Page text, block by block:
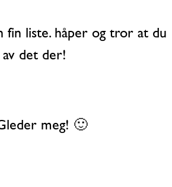
av det der!
Gleder meg! 🙂